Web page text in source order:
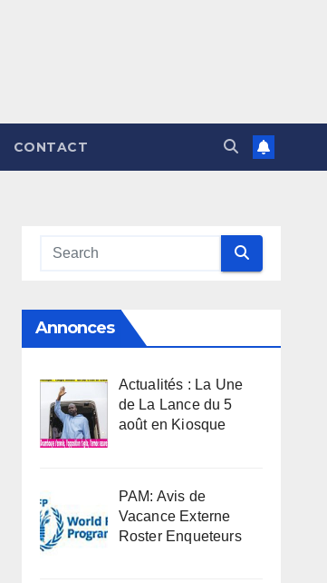
CONTACT
Annonces
Actualités : La Une
de La Lance du 5
août en Kiosque
PAM: Avis de
Vacance Externe
Roster Enqueteurs